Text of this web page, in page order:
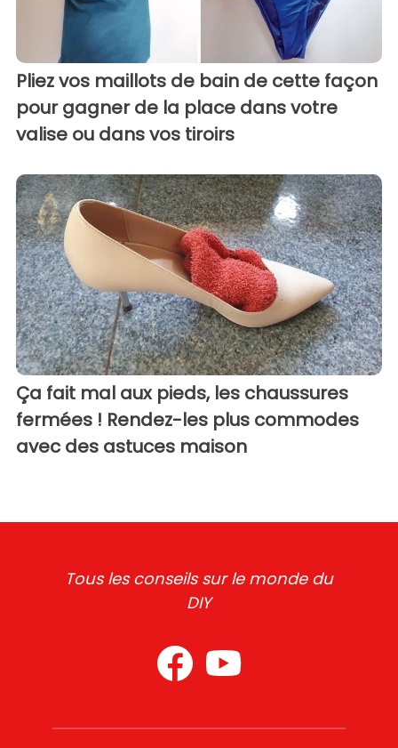
Pliez vos maillots de bain de cette façon
pour gagner de la place dans votre
valise ou dans vos tiroirs
Ça fait mal aux pieds, les chaussures
fermées ! Rendez-les plus commodes
avec des astuces maison
Tous les conseils sur le monde du
DIY